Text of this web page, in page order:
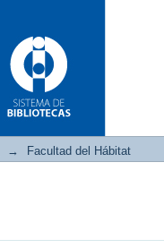
→ Facultad del Hábitat